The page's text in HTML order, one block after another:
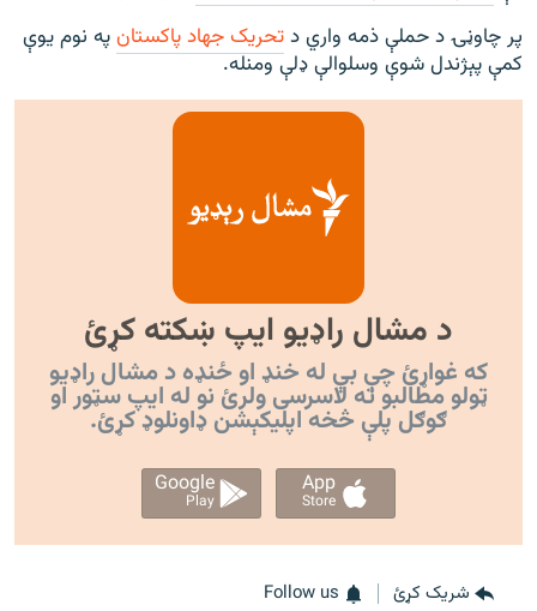
پر چاوڼۍ د حملې ذمه واري دتحریک جهاد پاکستانپه نوم یوې
کمې پېژندل شوې وسلوالې ډلې ومنله.
د مشال راډیو ایپ ښکته کړئ
که غواړئ چې بې له خنډ او ځنډه د مشال راډیو
ټولو مطالبو ته لاسرسی ولرئ نو له ایپ سټور او
ګوګل پلې څخه اپليکېشن ډاونلوډ کړئ.
App
Store
Google
Play
شریک کړئ Follow us